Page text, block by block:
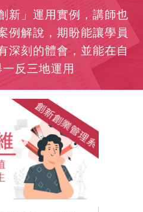
新」運用實例，講師也
例解說，期盼能讓學員
深刻的體會，並能在自
反三地運用